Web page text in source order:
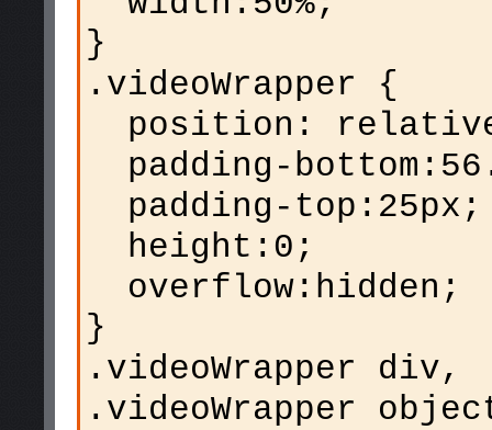
}
.videoWrapper {
position:
padding-
padding-top:25px;
height:0;
overflow:hidden;
}
.videoWrapper div,
.videoWrapper